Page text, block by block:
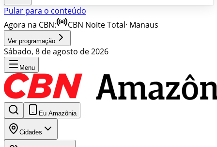
Pular para o conteúdo
Agora na CBN:
CBN Noite Total· Manaus
Ver programação
Sábado, 8 de agosto de 2026
Menu
Eu Amazônia
Cidades